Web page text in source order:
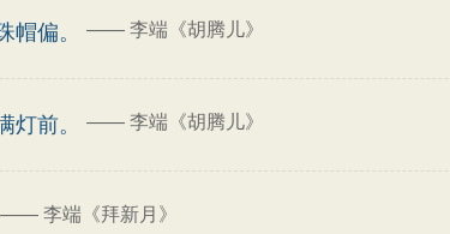
帽偏。 —— 李端《胡腾儿》
灯前。 —— 李端《胡腾儿》
—— 李端《拜新月》